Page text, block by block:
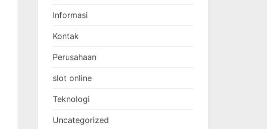
Informasi
Kontak
Perusahaan
slot online
Teknologi
Uncategorized